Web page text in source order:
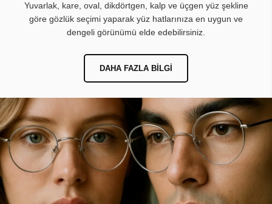
Yuvarlak, kare, oval, dikdörtgen, kalp ve üçgen yüz şekline
göre gözlük seçimi yaparak yüz hatlarınıza en uygun ve
dengeli görünümü elde edebilirsiniz.
DAHA FAZLA BILGI